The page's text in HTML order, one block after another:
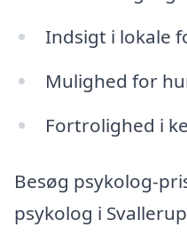
Indsigt i lokale
Mulighed for
Fortrolighed i
Besøg psykolog-
psykolog i